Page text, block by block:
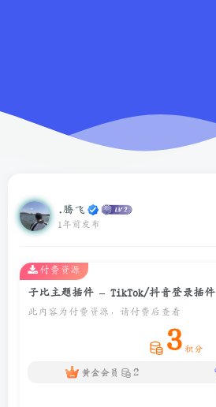
.腾飞
1年前发布
子比主题插件 – TikTok/抖音登录插件
此内容为付费资源，请付费后查看
3 积分
黄金会员 2
付费资源